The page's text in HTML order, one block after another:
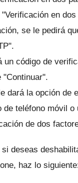
"Verificación en
se le pedirá
un código de
"Continuar".
dará la opción de
de teléfono móvil
de dos
si deseas
haz lo